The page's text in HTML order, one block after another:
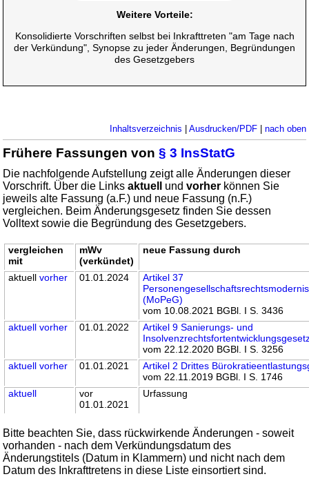
Weitere Vorteile:
Konsolidierte Vorschriften selbst bei Inkrafttreten "am Tage nach
der Verkündung", Synopse zu jeder Änderungen, Begründungen
des Gesetzgebers
Inhaltsverzeichnis Ausdrucken/PDF| nach oben
Frühere Fassungen von§ 3 InsStatG
Die nachfolgende Aufstellung zeigt alle Änderungen dieser
Vorschrift. Über die Linksaktuell undvorher können Sie
jeweils alte Fassung (a.F.) und neue Fassung (n.F.)
vergleichen. Beim Änderungsgesetz finden Sie dessen
Volltext sowie die Begründung des Gesetzgebers.
vergleichen
mit
mWv
(verkündet)
neue Fassung durch
aktuellvorher 01.01.2024
Artikel 37
(MoPeG)
vom 10.08.2021 BGBl. I S. 3436
aktuell vorher 01.01.2022
Artikel 9 Sanierungs- und
vom 22.12.2020 BGBl. I S. 3256
aktuell vorher 01.01.2021
Artikel 2 Drittes
vom 22.11.2019 BGBl. I S. 1746
aktuell
vor
01.01.2021
Urfassung
Bitte beachten Sie, dass rückwirkende Änderungen - soweit
vorhanden - nach dem Verkündungsdatum des
Änderungstitels (Datum in Klammern) und nicht nach dem
Datum des Inkrafttretens in diese Liste einsortiert sind.